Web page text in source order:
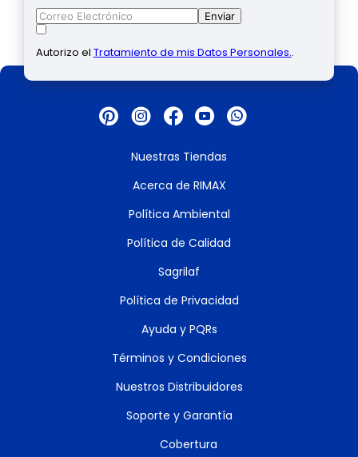
Enviar
Autorizo el Tratamiento de mis Datos Personales..
Nuestras Tiendas
Acerca de RIMAX
Política Ambiental
Política de Calidad
Sagrilaf
Política de Privacidad
Ayuda y PQRs
Términos y Condiciones
Nuestros Distribuidores
Soporte y Garantía
Cobertura